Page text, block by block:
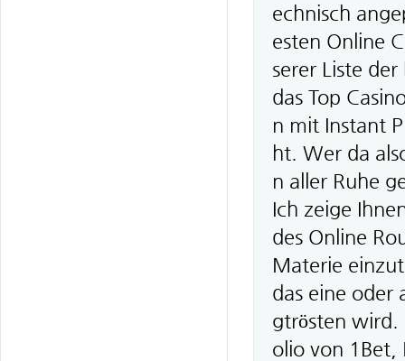
echnisch
esten Online
serer Liste
das Top
n mit Instant
ht. Wer da
n aller Ruhe
Ich zeige
des Online
Materie
das eine oder
gtrösten wird.
olio von 1Bet,